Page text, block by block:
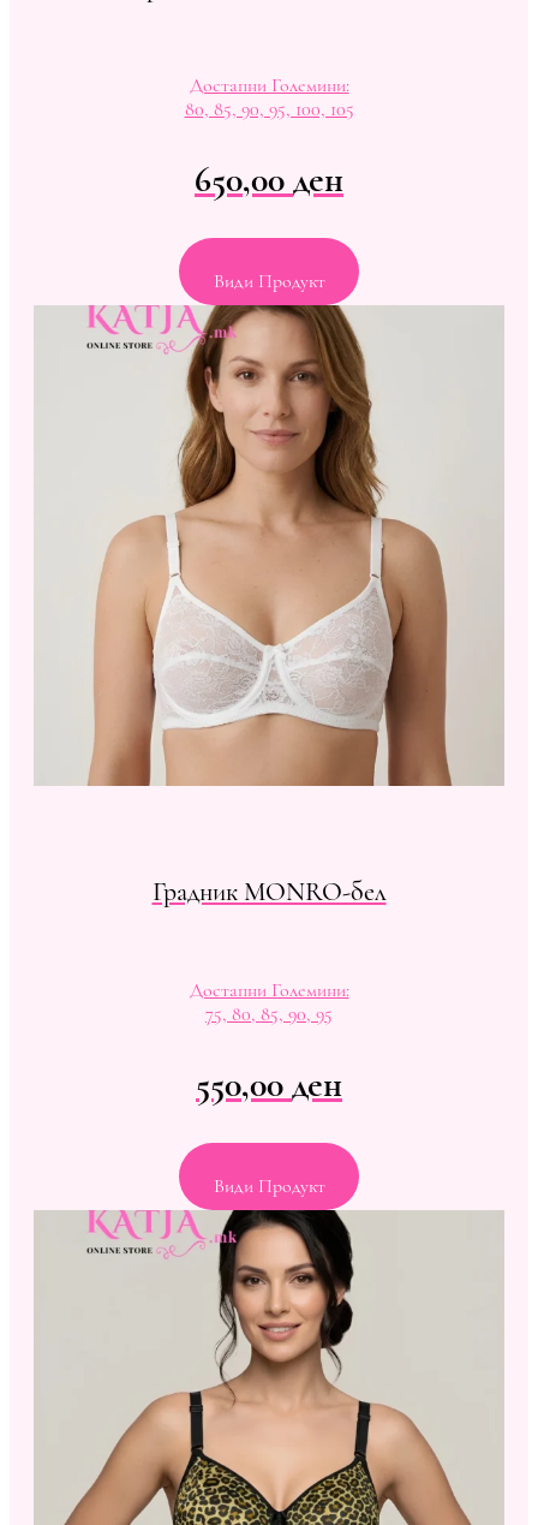
Достапни Големини:
80, 85, 90, 95, 100, 105
650,00ден
Види Продукт
Градник MONRO-бел
Достапни Големини:
75, 80, 85, 90, 95
550,00ден
Види Продукт